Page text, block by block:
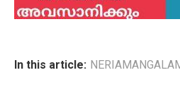
In this article: